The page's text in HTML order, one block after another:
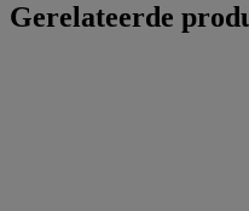
Gerelateerde